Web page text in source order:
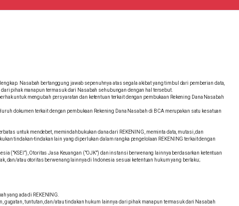
Nasabah bertanggung jawab sepenuhnya atas segala akibat yang timbul dari pemberian data,
pihak manapun termasuk dari Nasabah sehubungan dengan hal tersebut.
untuk mengubah persyaratan dan ketentuan terkait dengan pembukaan Rekening Dana Nasabah
dokumen terkait dengan pembukaan Rekening Dana Nasabah di BCA merupakan satu kesatuan
untuk mendebet, memindahbukukan dana dari REKENING, meminta data, mutasi, dan
tindakan-tindakan lain yang diperlukan dalam rangka pengelolaan REKENING terkait dengan
("KSEI"), Otoritas Jasa Keuangan ("OJK") dan instansi berwenang lainnya berdasarkan ketentuan
dan/atau otoritas berwenang lainnya di Indonesia sesuai ketentuan hukum yang berlaku;
yang ada di REKENING.
tuntutan, dan/atau tindakan hukum lainnya dari pihak manapun termasuk dari Nasabah